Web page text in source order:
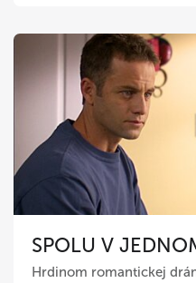
SPOLU V
Hrdinom romantickej